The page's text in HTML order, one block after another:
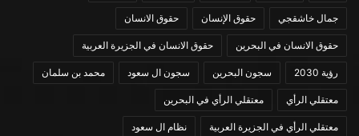
جمال خاشقجي حقوق الإنسان حقوق الانسان
حقوق الانسان في البحرين حقوق الانسان في الجزيرة العربية
رؤية 2030 سجون البحرين سجون ال سعود محمد بن سلمان
معتقلي الرأي معتقلي الرأي في البحرين
معتقلي الرأي في الجزيرة العربية نظام ال سعود